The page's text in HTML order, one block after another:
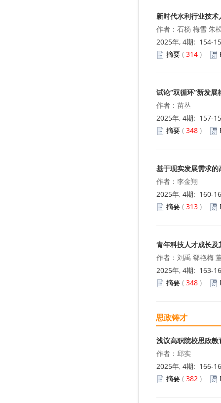
新时代水利行业技
作者：石杨 梅雪 朱
2025年, 4期: 154-
摘要 ( 314 )
试论“双循环”新发
作者：苗丛
2025年, 4期: 157-
摘要 ( 348 )
基于现实发展需求
作者：李金翔
2025年, 4期: 160-
摘要 ( 313 )
青年科技人才成长
作者：刘禹 郗艳梅
2025年, 4期: 163-
摘要 ( 348 )
思政铸才
浅议高职院校思政
作者：邱实
2025年, 4期: 166-
摘要 ( 382 )